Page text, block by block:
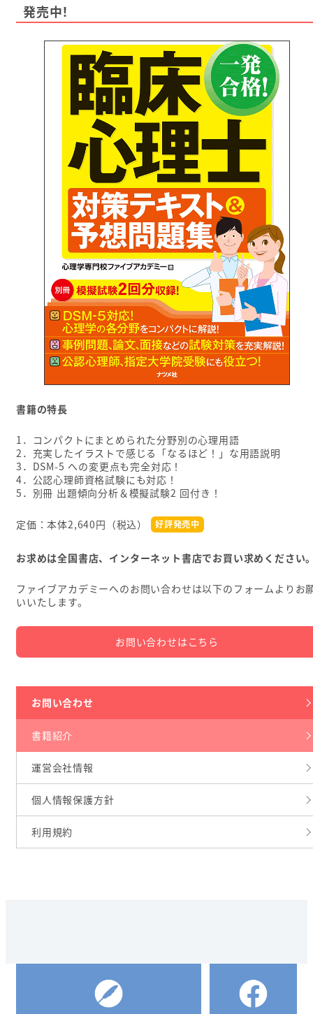
発売中！
書籍の特長
1．コンパクトにまとめられた分野別の心理用語
2．充実したイラストで感じる「なるほど！」な用語説明
3．DSM-5 への変更点も完全対応！
4．公認心理師資格試験にも対応！
5．別冊 出題傾向分析＆模擬試験2 回付き！
定価：本体2,640円（税込） 好評発売中
お求めは全国書店、インターネット書店でお買い求めください
ファイブアカデミーへのお問い合わせは以下のフォームよりお
いいたします。
お問い合わせはこちら
お問い合わせ
書籍紹介
運営会社情報
個人情報保護方針
利用規約